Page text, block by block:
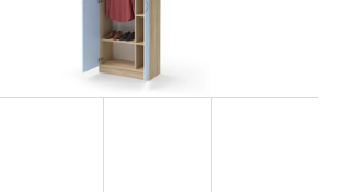
SKŘÍŇ NÁSTAVNÁ ROHOVÁ OTEVŘENÁ
PRAVÁ 80 CM (E-SKN-280-ROH-P)
4 343,90 Kč